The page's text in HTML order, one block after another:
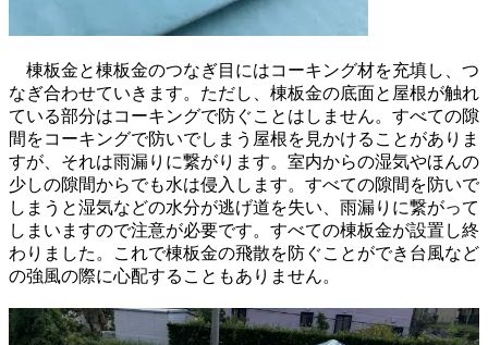
棟板金と棟板金のつなぎ目にはコーキング材を充填し、つ
なぎ合わせていきます。ただし、棟板金の底面と屋根が触れ
ている部分はコーキングで防ぐことはしません。すべての隙
間をコーキングで防いでしまう屋根を見かけることがありま
すが、それは雨漏りに繋がります。室内からの湿気やほんの
少しの隙間からでも水は侵入します。すべての隙間を防いで
しまうと湿気などの水分が逃げ道を失い、雨漏りに繋がって
しまいますので注意が必要です。すべての棟板金が設置し終
わりました。これで棟板金の飛散を防ぐことができ台風など
の強風の際に心配することもありません。